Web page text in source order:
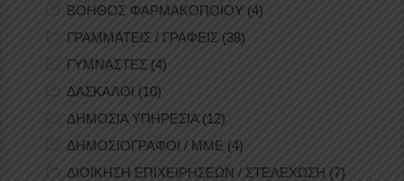
ΒΟΗΘΟΣ ΦΑΡΜΑΚΟΠΟΙΟΥ (4)
ΓΡΑΜΜΑΤΕΙΣ / ΓΡΑΦΕΙΣ (38)
ΓΥΜΝΑΣΤΕΣ (4)
ΔΑΣΚΑΛΟΙ (10)
ΔΗΜΟΣΙΑ ΥΠΗΡΕΣΙΑ(12)
ΔΗΜΟΣΙΟΓΡΑΦΟΙ / ΜΜΕ (4)
ΔΙΟΙΚΗΣΗ ΕΠΙΧΕΙΡΗΣΕΩΝ / ΣΤΕΛΕΧΩΣΗ (7)